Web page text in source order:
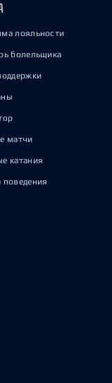
лояльности
болельщика
матчи
катания
поведения